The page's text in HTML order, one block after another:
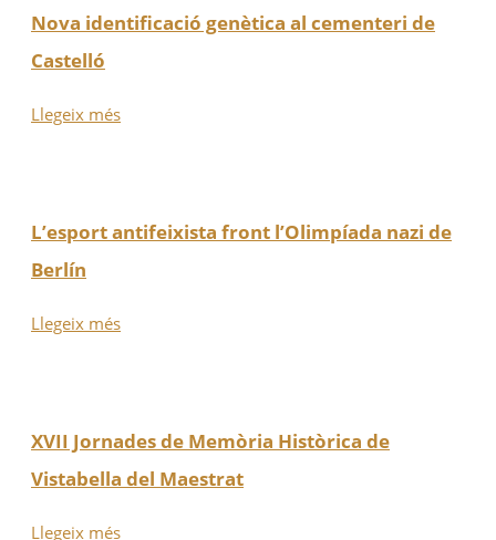
Nova identificació genètica al cementeri de
Castelló
Llegeix més
L’esport antifeixista front l’Olimpíada nazi de
Berlín
Llegeix més
XVII Jornades de Memòria Històrica de
Vistabella del Maestrat
Llegeix més